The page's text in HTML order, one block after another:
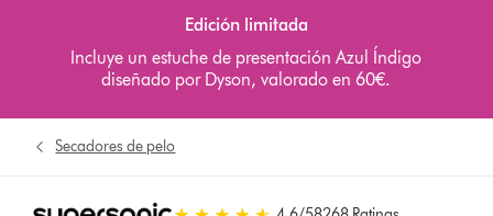
Edición limitada
Incluye un estuche de presentación Azul Índigo
diseñado por Dyson, valorado en 60€.
Secadores de pelo